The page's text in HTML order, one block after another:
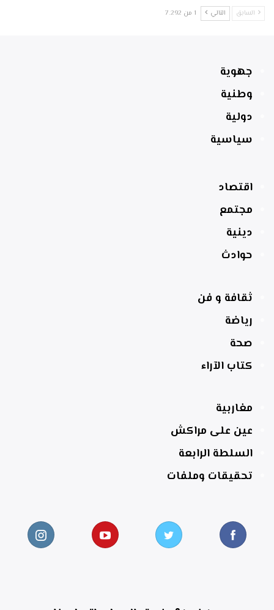
السابق التالي 1 من 7٬292
جهوية
وطنية
دولية
سياسية
اقتصاد
مجتمع
دينية
حوادث
ثقافة و فن
رياضة
صحة
كتاب الآراء
مغاربية
عين على مراكش
السلطة الرابعة
تحقيقات وملفات